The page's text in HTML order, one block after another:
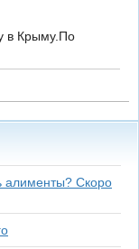
в Крыму.По
алименты? Скоро